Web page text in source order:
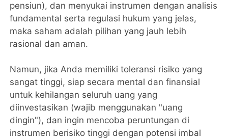
pensiun), dan menyukai instrumen dengan analisis
fundamental serta regulasi hukum yang jelas,
maka saham adalah pilihan yang jauh lebih
rasional dan aman.
​Namun, jika Anda memiliki toleransi risiko yang
sangat tinggi, siap secara mental dan finansial
untuk kehilangan seluruh uang yang
diinvestasikan (wajib menggunakan "uang
dingin"), dan ingin mencoba peruntungan di
instrumen berisiko tinggi dengan potensi imbal